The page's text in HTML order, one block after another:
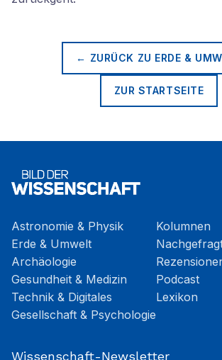
← ZURÜCK ZU ERDE &
ZUR STARTSEITE
Astronomie & Physik
Erde & Umwelt
Archäologie
Gesundheit & Medizin
Technik & Digitales
Gesellschaft & Psychologie
Kolumnen
Podcast
Lexikon
Wissenschaft-Newsletter